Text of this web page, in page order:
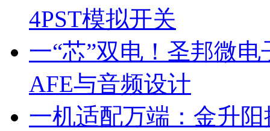
4PST模拟开关
一“芯”双电！圣邦微
AFE与音频设计
一机适配万端：金升